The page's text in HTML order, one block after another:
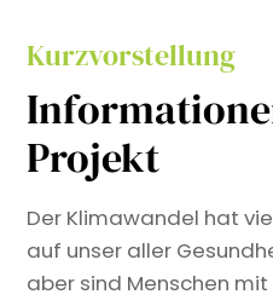
Kurzvorstellung
Projekt
Der Klimawandel hat
auf unser aller
aber sind Menschen mit